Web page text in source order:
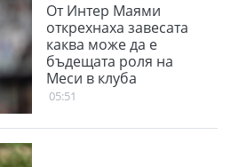
От Интер Маями
открехнаха завесата
каква може да е
бъдещата роля на
Меси в клуба
05:51